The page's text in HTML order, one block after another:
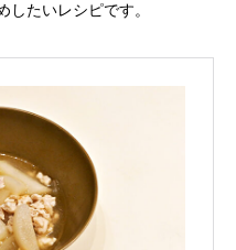
したいレシピです。